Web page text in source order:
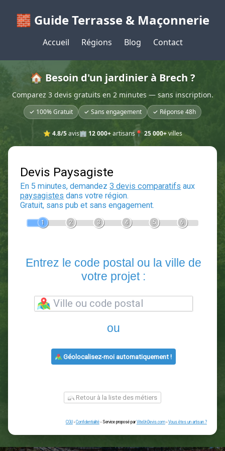
🧱 Guide Terrasse & Maçonnerie
Accueil Régions Blog Contact
🏠 Besoin d'un jardinier à Brech ?
Comparez 3 devis gratuits en 2 minutes — sans inscription.
✓ 100% Gratuit ✓ Sans engagement ✓ Réponse 48h
⭐ 4.8/5avis🏢 12 000+artisans📍 25 000+villes
Devis Paysagiste
En 5 minutes, demandez3 devis comparatifs
votre projet :
ou
Géolocalisez-moi automatiquement !